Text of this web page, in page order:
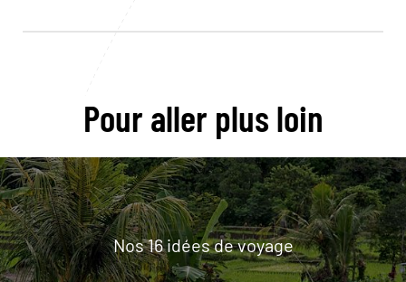
Pour aller plus loin
Nos 16 idées de voyage